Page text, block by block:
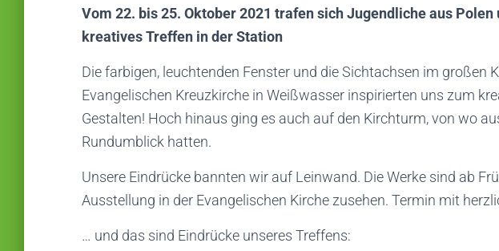
Vom 22. bis 25. Oktober 2021 trafen sich Jugendliche aus
kreatives Treffen in der Station
Die farbigen, leuchtenden Fenster und die Sichtachsen im großen
Evangelischen Kreuzkirche in Weißwasser inspirierten uns zum
Gestalten! Hoch hinaus ging es auch auf den Kirchturm, von wo
Rundumblick hatten.
Unsere Eindrücke bannten wir auf Leinwand. Die Werke sind ab
Ausstellung in der Evangelischen Kirche zusehen. Termin mit
… und das sind Eindrücke unseres Treffens: